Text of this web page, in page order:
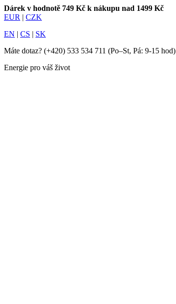
Dárek v hodnotě 749 Kč k nákupu nad 1499 Kč
EUR | CZK
EN | CS | SK
Máte dotaz? (+420) 533 534 711 (Po–St, Pá: 9-15 hod)
Energie pro váš život